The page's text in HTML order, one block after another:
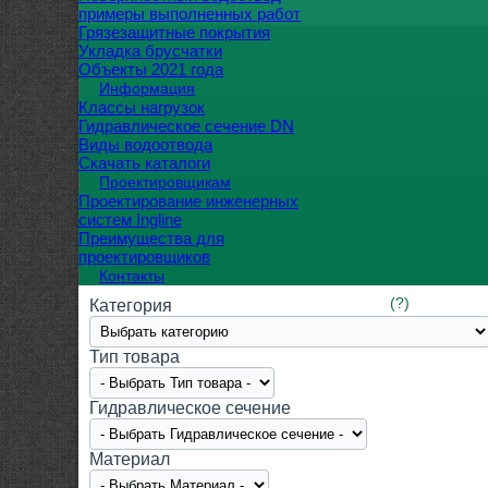
примеры выполненных работ
Грязезащитные покрытия
Укладка брусчатки
Объекты 2021 года
Информация
Классы нагрузок
Гидравлическое сечение DN
Виды водоотвода
Скачать каталоги
Проектировщикам
Проектирование инженерных
систем Ingline
Преимущества для
проектировщиков
Контакты
(?)
Категория
Тип товара
Гидравлическое сечение
Материал